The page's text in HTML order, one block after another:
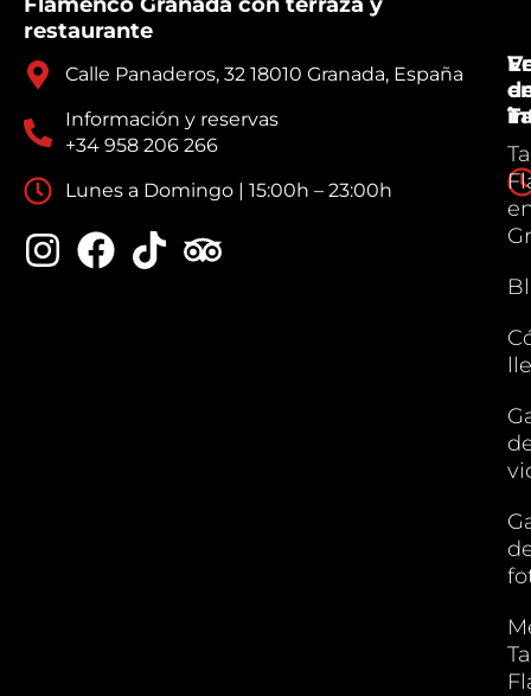
restaurante
Calle Panaderos, 32 18010 Granada, España
Información y reservas
+34 958 206 266
Lunes a Domingo | 15:00h – 23:00h